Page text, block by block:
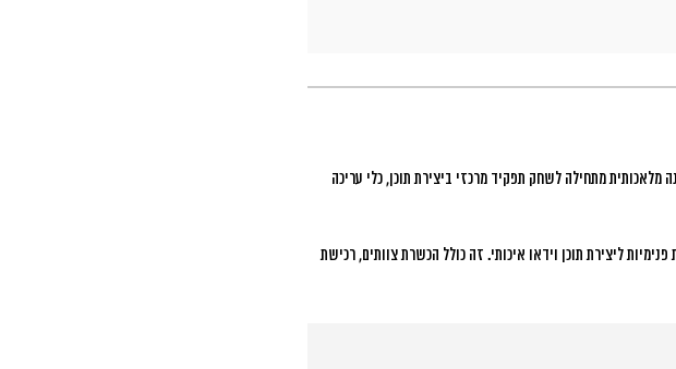
הקצר. בינה מלאכותית מתחילה לשחק תפקיד מרכזי ביצירת תוכן, כלי עריכה
ליצירת תוכן וידאו איכותי. זה כולל הכשרת צוותים, רכישת